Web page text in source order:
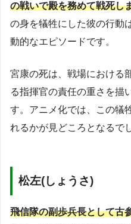
の戦いで殿を務めて戦死し
の身を犠牲にした彼の行動
動的なエピソードです。
宮康の死は、戦場における
る指揮官の責任の重さを描
す。アニメ化では、この犠
れるかが見どころとなるで
松左(しょうさ)
飛信隊の副歩兵長として古